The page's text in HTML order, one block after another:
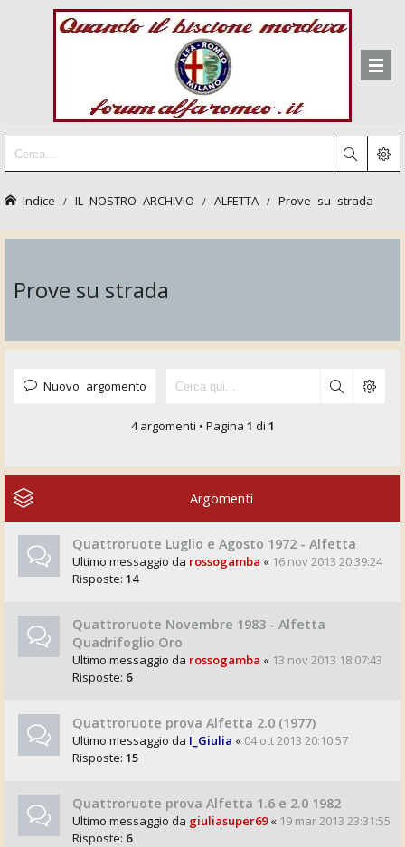
Indice IL NOSTRO ARCHIVIO ALFETTA Prove su strada
Prove su strada
Nuovo argomento
4 argomenti • Pagina 1 di 1
Argomenti
Quattroruote Luglio e Agosto 1972 - Alfetta
Ultimo messaggio da rossogamba « 16 nov 2013 20:39:24
Risposte: 14
Quattroruote Novembre 1983 - Alfetta
Quadrifoglio Oro
Ultimo messaggio da rossogamba « 13 nov 2013 18:07:43
Risposte: 6
Quattroruote prova Alfetta 2.0 (1977)
Ultimo messaggio da I_Giulia « 04 ott 2013 20:10:57
Risposte: 15
Quattroruote prova Alfetta 1.6 e 2.0 1982
Ultimo messaggio da giuliasuper69« 19 mar 2013 23:31:55
Risposte: 6